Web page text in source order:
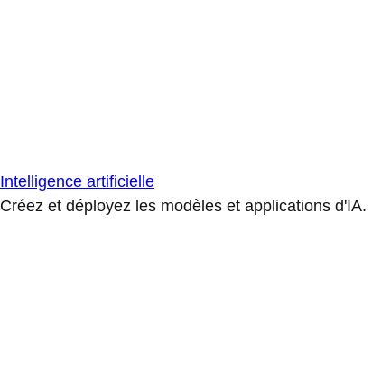
Intelligence artificielle
Créez et déployez les modèles et applications d'IA.